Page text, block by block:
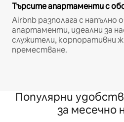
Търсите апартаменти с
Airbnb разполага с напълно
апартаменти, идеални за
служители, корпоративни
преместване.
Популярни
за месечно